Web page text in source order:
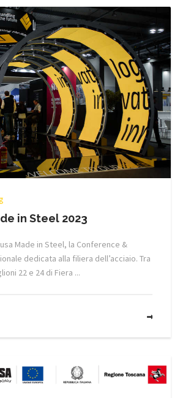
in Steel 2023
Made in Steel, la Conference &
dedicata alla filiera dell’acciaio. Tra
22 e 24 di Fiera ...